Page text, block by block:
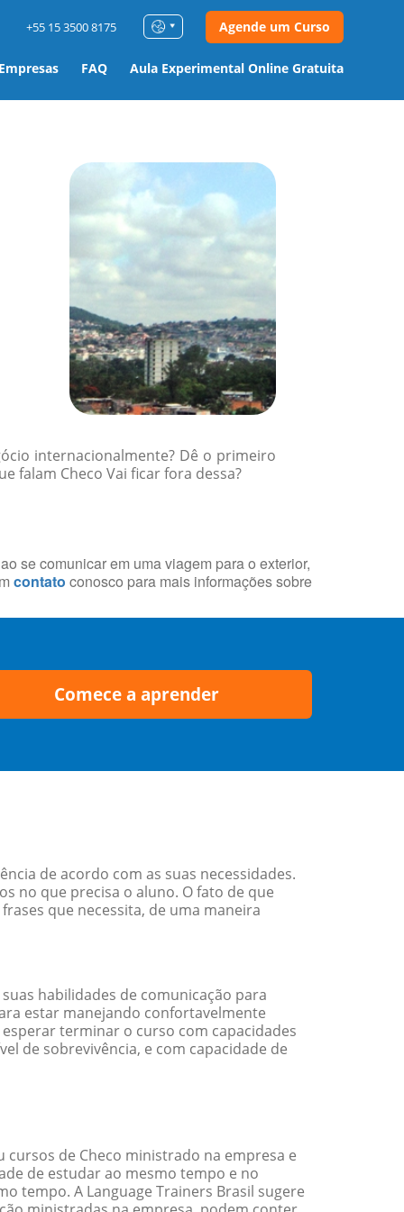
FAQ Aula Experimental Online Gratuita
+55 15 3500 8175 Agende um Curso
internacionalmente? Dê o primeiro
falam Checo Vai ficar fora dessa?
se comunicar em uma viagem para o exterior,
contato conosco para mais informações sobre
Comece a aprender
de acordo com as suas necessidades.
no que precisa o aluno. O fato de que
que necessita, de uma maneira
habilidades de comunicação para
estar manejando confortavelmente
terminar o curso com capacidades
de sobrevivência, e com capacidade de
de Checo ministrado na empresa e
de estudar ao mesmo tempo e no
tempo. A Language Trainers Brasil sugere